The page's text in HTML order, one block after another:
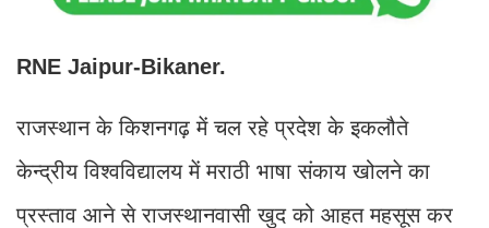
RNE Jaipur-Bikaner.
राजस्थान के किशनगढ़ में चल रहे प्रदेश के इकलौते
केन्द्रीय विश्वविद्यालय में मराठी भाषा संकाय खोलने का
प्रस्ताव आने से राजस्थानवासी खुद को आहत महसूस कर